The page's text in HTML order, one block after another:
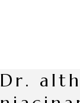
dr. althea, 15%